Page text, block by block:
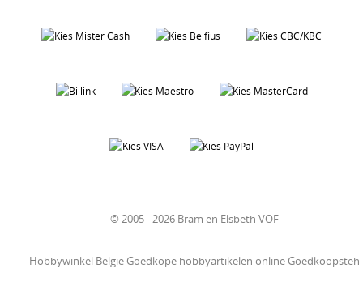
© 2005 - 2026 Bram en Elsbeth VOF
Hobbywinkel België Goedkope hobbyartikelen online Goedkoopsteh